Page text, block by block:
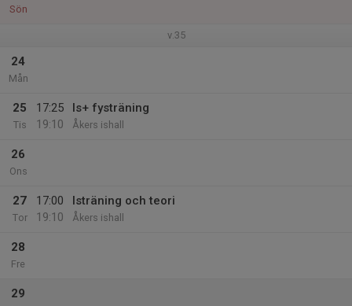
Sön
v.35
24
Mån
25
Tis
17:25
19:10
Is+ fysträning
Åkers ishall
26
Ons
27
Tor
17:00
19:10
Isträning och teori
Åkers ishall
28
Fre
29